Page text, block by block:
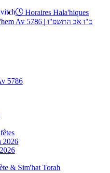
Horaires Hala'hiques
Av 5786 | כ"ו אב התשפ"ו
5786
2026
& Sim'hat Torah